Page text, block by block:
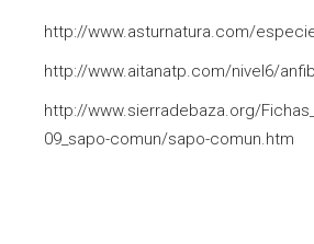
http://www.asturnatura.com/
http://www.aitanatp.com/nivel6/
http://www.sierradebaza.org/
09_sapo-comun/sapo-comun.htm